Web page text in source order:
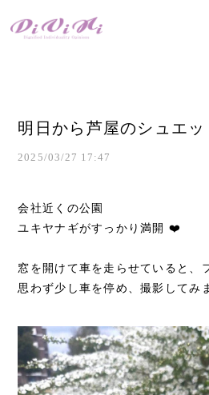
明日から芦屋のシュエ
2025/03/27 17:47
会社近くの公園
ユキヤナギがすっかり満開 ❤️
窓を開けて車を走らせていると、
思わず少し車を停め、撮影してみ